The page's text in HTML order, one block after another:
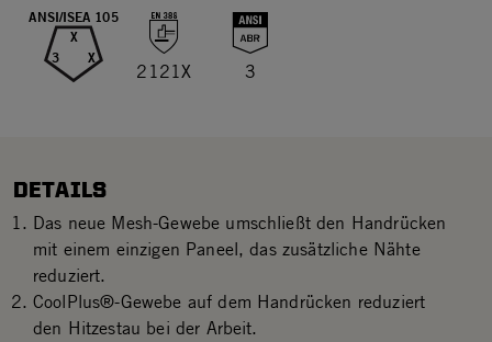
ANSI/ISEA 105
X
3 X
2121X 3
DETAILS
Das neue Mesh-Gewebe umschließt den Handrücken
mit einem einzigen Paneel, das zusätzliche Nähte
reduziert.
CoolPlus®-Gewebe auf dem Handrücken reduziert
den Hitzestau bei der Arbeit.